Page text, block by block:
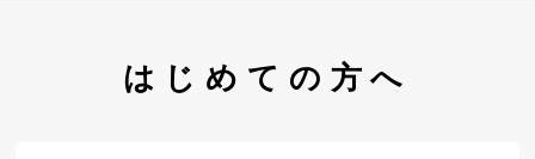
はじめての方へ